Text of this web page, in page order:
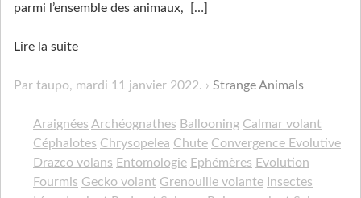
parmi l’ensemble des animaux,
[…]
Lire la suite
Par taupo, mardi 11 janvier 2022. Strange Animals
Araignées Archéognathes Ballooning Calmar volant
Céphalotes Chrysopelea Chute Convergence Evolutive
Drazco volans Entomologie Ephémères Evolution
Fourmis Gecko volant Grenouille volante Insectes